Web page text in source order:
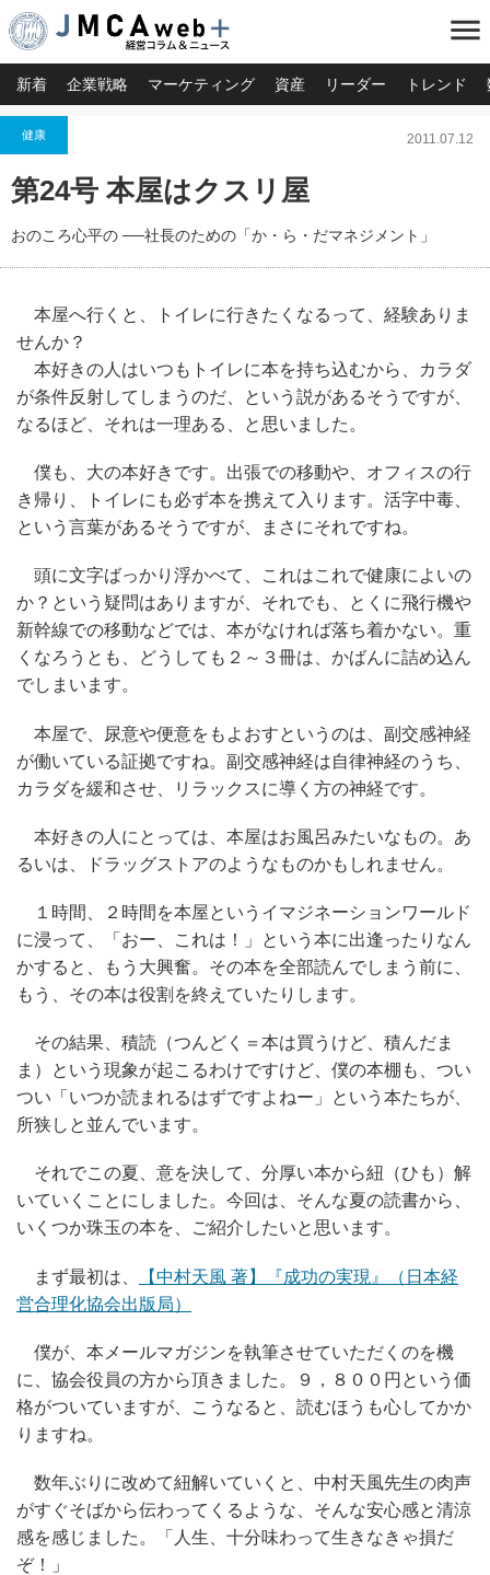
menu
新着 企業戦略 マーケティング 資産 リーダー トレンド
健康 2011.07.12
第24号 本屋はクスリ屋
おのころ心平の ──社長のための「か・ら・だマネジメント」
本屋へ行くと、トイレに行きたくなるって、経験ありま
せんか？
本好きの人はいつもトイレに本を持ち込むから、カラダ
が条件反射してしまうのだ、という説があるそうですが、
なるほど、それは一理ある、と思いました。
僕も、大の本好きです。出張での移動や、オフィスの行
き帰り、トイレにも必ず本を携えて入ります。活字中毒、
という言葉があるそうですが、まさにそれですね。
頭に文字ばっかり浮かべて、これはこれで健康によいの
か？という疑問はありますが、それでも、とくに飛行機や
新幹線での移動などでは、本がなければ落ち着かない。重
くなろうとも、どうしても２～３冊は、かばんに詰め込ん
でしまいます。
本屋で、尿意や便意をもよおすというのは、副交感神経
が働いている証拠ですね。副交感神経は自律神経のうち、
カラダを緩和させ、リラックスに導く方の神経です。
本好きの人にとっては、本屋はお風呂みたいなもの。あ
るいは、ドラッグストアのようなものかもしれません。
１時間、２時間を本屋というイマジネーションワールド
に浸って、「おー、これは！」という本に出逢ったりなん
かすると、もう大興奮。その本を全部読んでしまう前に、
もう、その本は役割を終えていたりします。
その結果、積読（つんどく＝本は買うけど、積んだま
ま）という現象が起こるわけですけど、僕の本棚も、つい
つい「いつか読まれるはずですよねー」という本たちが、
所狭しと並んでいます。
それでこの夏、意を決して、分厚い本から紐（ひも）解
いていくことにしました。今回は、そんな夏の読書から、
いくつか珠玉の本を、ご紹介したいと思います。
まず最初は、
【中村天風 著】『成功の実現』（日本経
営合理化協会出版局）
僕が、本メールマガジンを執筆させていただくのを機
に、協会役員の方から頂きました。９，８００円という価
格がついていますが、こうなると、読むほうも心してかか
りますね。
数年ぶりに改めて紐解いていくと、中村天風先生の肉声
がすぐそばから伝わってくるような、そんな安心感と清涼
感を感じました。「人生、十分味わって生きなきゃ損だ
ぞ！」